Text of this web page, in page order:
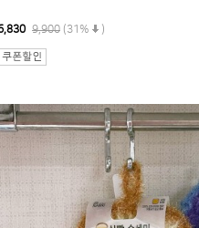
9,900 (31% )